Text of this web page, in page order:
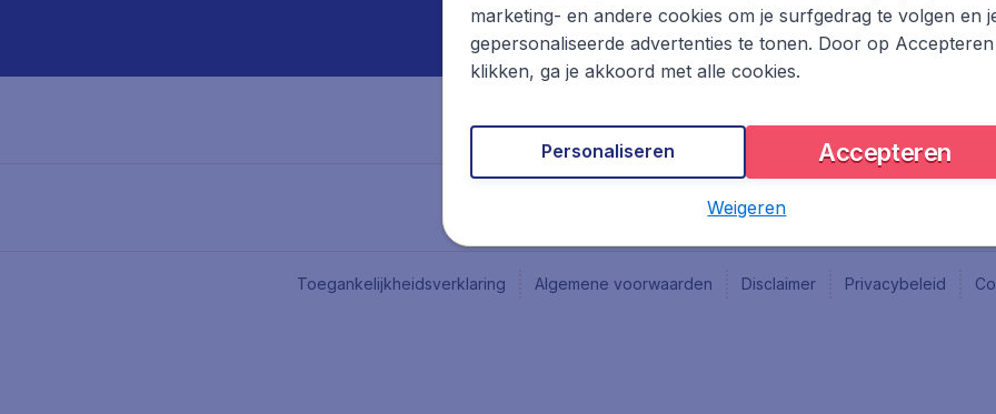
Toegankelijkheidsverklaring Algemene voorwaarden Disclaimer Privacybeleid
marketing- en andere cookies om je surfgedrag te volgen en
gepersonaliseerde advertenties te tonen. Door op
klikken, ga je akkoord met alle cookies.
Accepteren
Personaliseren
Weigeren